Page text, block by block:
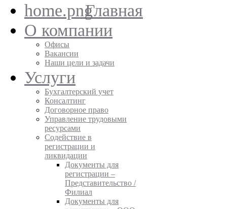
Главная
О компании
Офисы
Вакансии
Наши цели и задачи
Услуги
Бухгалтерский учет
Консалтинг
Договорное право
Управление трудовыми
ресурсами
Содействие в
регистрации и
ликвидации
Документы для
регистрации –
Представительство /
Филиал
Документы для